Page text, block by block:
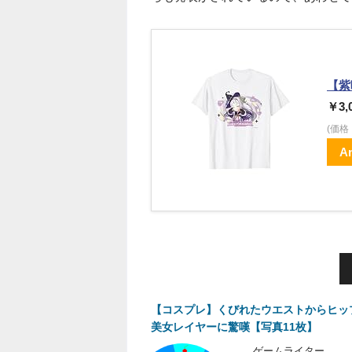
【
￥
(価格
【コスプレ】くびれたウエストからヒ
美女レイヤーに驚嘆【写真11枚】